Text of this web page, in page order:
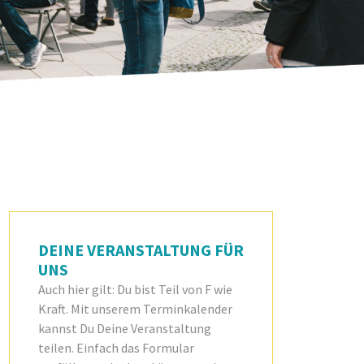
DEINE VERANSTALTUNG FÜR
UNS
Auch hier gilt: Du bist Teil von F wie
Kraft. Mit unserem Terminkalender
kannst Du Deine Veranstaltung
teilen. Einfach das Formular